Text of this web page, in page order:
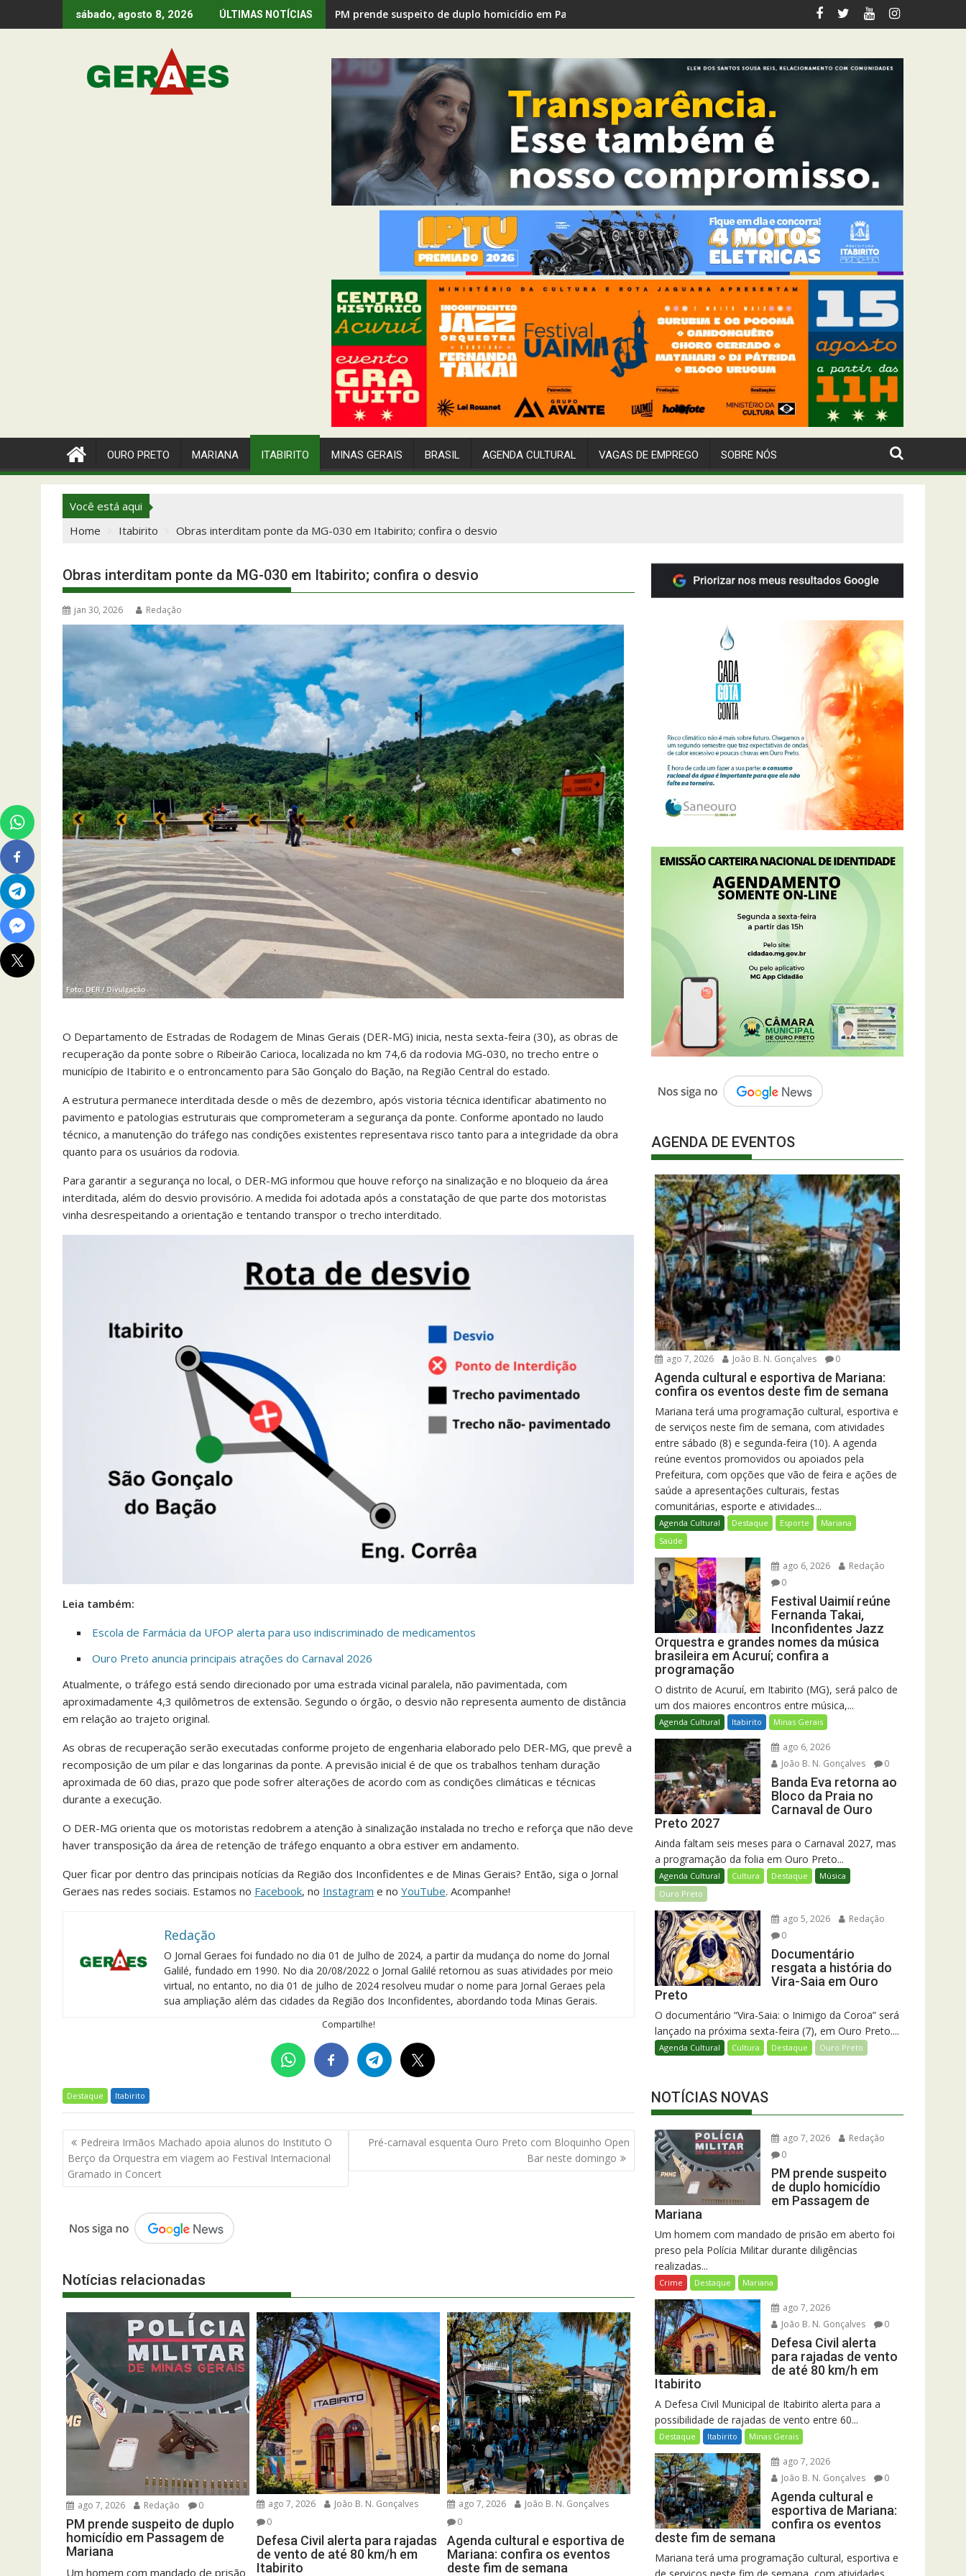
to
sábado, agosto 8, 2026 ÚLTIMAS NOTÍCIAS PM prende suspeito de duplo homicídio em Passagem de Mariana
OURO PRETO MARIANA ITABIRITO MINAS GERAIS BRASIL AGENDA CULTURAL VAGAS DE EMPREGO SOBRE NÓS
Você está aqui
Home
Itabirito Obras interditam ponte da MG-030 em Itabirito; confira o desvio
Obras interditam ponte da MG-030 em Itabirito; confira o desvio
jan 30, 2026 Redação
O Departamento de Estradas de Rodagem de Minas Gerais (DER-MG) inicia, nesta sexta-feira (30), as obras de
recuperação da ponte sobre o Ribeirão Carioca, localizada no km 74,6 da rodovia MG-030, no trecho entre o
município de Itabirito e o entroncamento para São Gonçalo do Bação, na Região Central do estado.
A estrutura permanece interditada desde o mês de dezembro, após vistoria técnica identificar abatimento no
pavimento e patologias estruturais que comprometeram a segurança da ponte. Conforme apontado no laudo
técnico, a manutenção do tráfego nas condições existentes representava risco tanto para a integridade da obra
quanto para os usuários da rodovia.
Para garantir a segurança no local, o DER-MG informou que houve reforço na sinalização e no bloqueio da área
interditada, além do desvio provisório. A medida foi adotada após a constatação de que parte dos motoristas
vinha desrespeitando a orientação e tentando transpor o trecho interditado.
Leia também:
Escola de Farmácia da UFOP alerta para uso indiscriminado de medicamentos
Ouro Preto anuncia principais atrações do Carnaval 2026
Atualmente, o tráfego está sendo direcionado por uma estrada vicinal paralela, não pavimentada, com
aproximadamente 4,3 quilômetros de extensão. Segundo o órgão, o desvio não representa aumento de distância
em relação ao trajeto original.
As obras de recuperação serão executadas conforme projeto de engenharia elaborado pelo DER-MG, que prevê a
recomposição de um pilar e das longarinas da ponte. A previsão inicial é de que os trabalhos tenham duração
aproximada de 60 dias, prazo que pode sofrer alterações de acordo com as condições climáticas e técnicas
durante a execução.
O DER-MG orienta que os motoristas redobrem a atenção à sinalização instalada no trecho e reforça que não deve
haver transposição da área de retenção de tráfego enquanto a obra estiver em andamento.
Quer ficar por dentro das principais notícias da Região dos Inconfidentes e de Minas Gerais? Então, siga o Jornal
Geraes nas redes sociais. Estamos no Facebook, no Instagram e no YouTube. Acompanhe!
Redação
O Jornal Geraes foi fundado no dia 01 de Julho de 2024, a partir da mudança do nome do Jornal
Galilé, fundado em 1990. No dia 20/08/2022 o Jornal Galilé retornou as suas atividades por meio
virtual, no entanto, no dia 01 de julho de 2024 resolveu mudar o nome para Jornal Geraes pela
sua ampliação além das cidades da Região dos Inconfidentes, abordando toda Minas Gerais.
Compartilhe!
Destaque Itabirito
Navegação
de
Post
Pedreira Irmãos Machado apoia alunos do Instituto O
Berço da Orquestra em viagem ao Festival Internacional
Gramado in Concert
Pré-carnaval esquenta Ouro Preto com Bloquinho Open
Bar neste domingo
Notícias relacionadas
ago 7, 2026 Redação 0
PM prende suspeito de duplo
homicídio em Passagem de
Mariana
Um homem com mandado de prisão
ago 7, 2026
João B. N. Gonçalves
0
Defesa Civil alerta para rajadas
de vento de até 80 km/h em
Itabirito
ago 7, 2026
João B. N. Gonçalves
0
Agenda cultural e esportiva de
Mariana: confira os eventos
deste fim de semana
AGENDA DE EVENTOS
ago 7, 2026 João B. N. Gonçalves 0
Agenda cultural e esportiva de Mariana:
confira os eventos deste fim de semana
Mariana terá uma programação cultural, esportiva e
de serviços neste fim de semana, com atividades
entre sábado (8) e segunda-feira (10). A agenda
reúne eventos promovidos ou apoiados pela
Prefeitura, com opções que vão de feira e ações de
saúde a apresentações culturais, festas
comunitárias, esporte e atividades...
Agenda Cultural Destaque Esporte
Mariana
Saúde
ago 6, 2026
Redação
0
Festival Uaimií reúne
Fernanda Takai,
Inconfidentes Jazz
Orquestra e grandes nomes da música
brasileira em Acuruí; confira a
programação
O distrito de Acuruí, em Itabirito (MG), será palco de
um dos maiores encontros entre música,...
Agenda Cultural Itabirito Minas Gerais
ago 6, 2026
João B. N. Gonçalves
0
Banda Eva retorna ao
Bloco da Praia no
Carnaval de Ouro
Preto 2027
Ainda faltam seis meses para o Carnaval 2027, mas
a programação da folia em Ouro Preto...
Agenda Cultural Cultura Destaque
Música
Ouro Preto
ago 5, 2026
Redação
0
Documentário
resgata a história do
Vira-Saia em Ouro
Preto
O documentário “Vira-Saia: o Inimigo da Coroa” será
lançado na próxima sexta-feira (7), em Ouro Preto....
Agenda Cultural Cultura Destaque Ouro Preto
NOTÍCIAS NOVAS
ago 7, 2026
Redação
0
PM prende suspeito
de duplo homicídio
em Passagem de
Mariana
Um homem com mandado de prisão em aberto foi
preso pela Polícia Militar durante diligências
realizadas...
Crime Destaque Mariana
ago 7, 2026
João B. N. Gonçalves
0
Defesa Civil alerta
para rajadas de vento
de até 80 km/h em
Itabirito
A Defesa Civil Municipal de Itabirito alerta para a
possibilidade de rajadas de vento entre 60...
Destaque Itabirito Minas Gerais
ago 7, 2026
João B. N. Gonçalves
0
Agenda cultural e
esportiva de Mariana:
confira os eventos
deste fim de semana
Mariana terá uma programação cultural, esportiva e